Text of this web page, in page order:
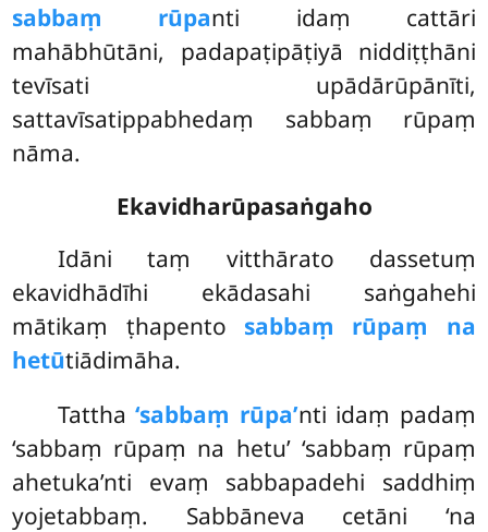
sabbaṃ rūpanti idaṃ cattāri
mahābhūtāni, padapaṭipāṭiyā niddiṭṭhāni
tevīsati upādārūpānīti,
sattavīsatippabhedaṃ sabbaṃ rūpaṃ
nāma.
Ekavidharūpasaṅgaho
Idānitaṃ vitthārato dassetuṃ
ekavidhādīhi ekādasahi saṅgahehi
mātikaṃ ṭhapento sabbaṃ rūpaṃ na
hetūtiādimāha.
Tattha‘sabbaṃ rūpa’nti idaṃ padaṃ
‘sabbaṃ rūpaṃ na hetu’ ‘sabbaṃ rūpaṃ
ahetuka’nti evaṃ sabbapadehi saddhiṃ
yojetabbaṃ. Sabbāneva cetāni ‘na